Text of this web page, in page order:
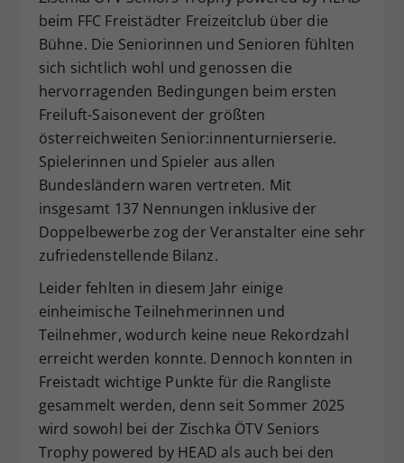
beim FFC Freistädter Freizeitclub über die
Bühne. Die Seniorinnen und Senioren fühlten
sich sichtlich wohl und genossen die
hervorragenden Bedingungen beim ersten
Freiluft-Saisonevent der größten
österreichweiten Senior:innenturnierserie.
Spielerinnen und Spieler aus allen
Bundesländern waren vertreten. Mit
insgesamt 137 Nennungen inklusive der
Doppelbewerbe zog der Veranstalter eine sehr
zufriedenstellende Bilanz.
Leider fehlten in diesem Jahr einige
einheimische Teilnehmerinnen und
Teilnehmer, wodurch keine neue Rekordzahl
erreicht werden konnte. Dennoch konnten in
Freistadt wichtige Punkte für die Rangliste
gesammelt werden, denn seit Sommer 2025
wird sowohl bei der Zischka ÖTV Seniors
Trophy powered by HEAD als auch bei den
Zweck
Dieser Wert speichert Ihre Consent-
Einstellungen. Unter anderem eine
zufällig generierte ID, für die
historische Speicherung Ihrer
vorgenommen Einstellungen, falls der
Webseiten-Betreiber dies eingestellt
hat.